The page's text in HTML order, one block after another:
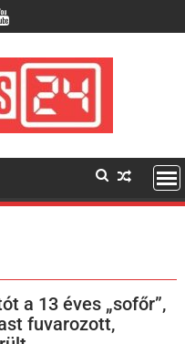
a 13 éves „sofőr”,
fuvarozott,